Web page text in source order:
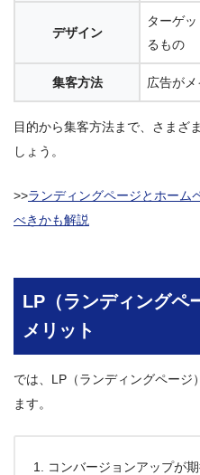
デザイン
ターゲ
るもの
集客方法 広告がメ
目的から集客方法まで、さまざ
しょう。
>>ランディングページとホーム
べきかも解説
LP（ランディングペ
メリット
では、LP（ランディングページ
ます。
コンバージョンアップが